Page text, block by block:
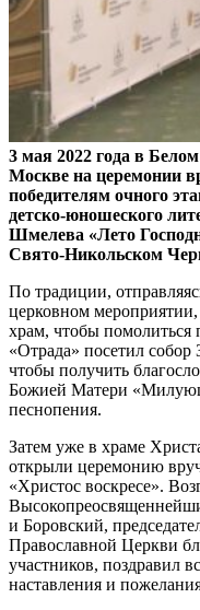
3 мая 2022 года в
Москве на церемонии
победителям очного
детско-юношеского
Шмелева «Лето
Свято-Никольском
По традиции,
церковном
храм, чтобы помолиться
«Отрада» посетил собор
чтобы получить
Божией Матери
песнопения.
Затем уже в храме
открыли церемонию
«Христос воскресе».
и Боровский,
Православной Церкви
участников, поздравил
наставления и